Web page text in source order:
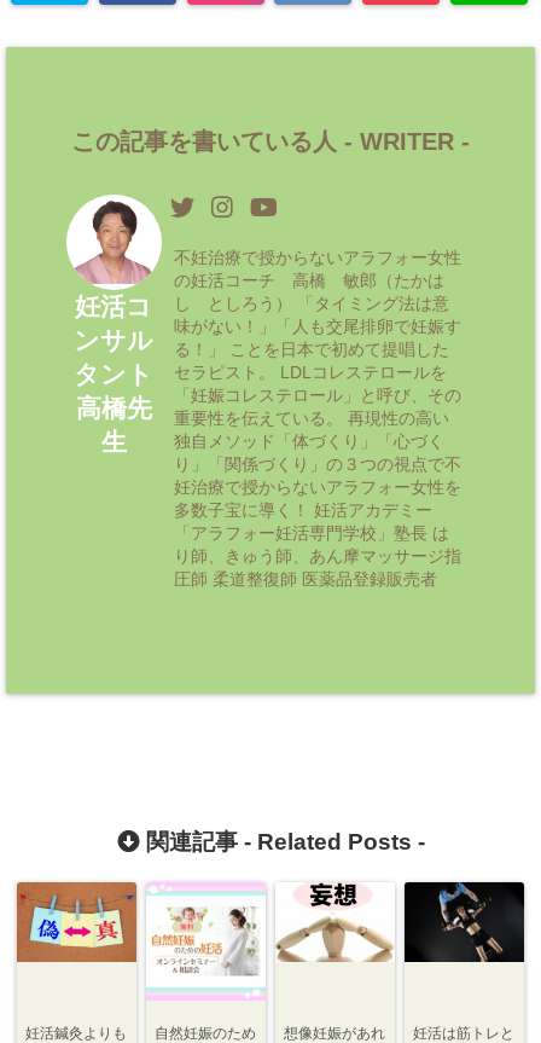
この記事を書いている人 - WRITER -
妊活コ
ンサル
タント
高橋先
生
不妊治療で授からないアラフォー女性
の妊活コーチ 高橋 敏郎（たかは
し としろう） 「タイミング法は意
味がない！」「人も交尾排卵で妊娠す
る！」 ことを日本で初めて提唱した
セラピスト。 LDLコレステロールを
「妊娠コレステロール」と呼び、その
重要性を伝えている。 再現性の高い
独自メソッド「体づくり」「心づく
り」「関係づくり」の３つの視点で不
妊治療で授からないアラフォー女性を
多数子宝に導く！ 妊活アカデミー
「アラフォー妊活専門学校」塾長 は
り師、きゅう師、あん摩マッサージ指
圧師 柔道整復師 医薬品登録販売者
関連記事 - Related Posts -
妊活鍼灸よりも
自然妊娠のため
想像妊娠があれ
妊活は筋トレと